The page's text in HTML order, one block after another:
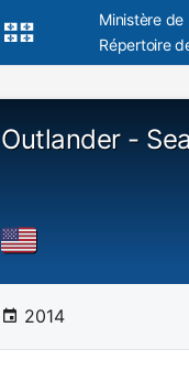
Ministère de
Répertoire
Outlander -
2014